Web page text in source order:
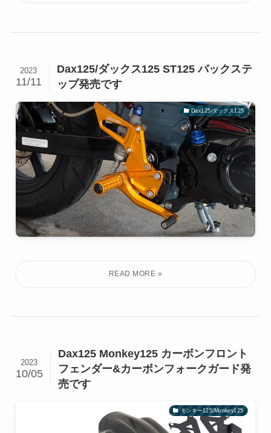
Dax125/ダックス125 ST125 バックステ
ップ発売です
2023
11/11
Dax125/ダックス125
Dax125 Monkey125 カーボンフロント
フェンダー&カーボンフォークガード発
売です
2023
10/05
モンキー125/Monkey125